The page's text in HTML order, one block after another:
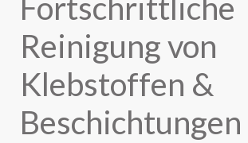
Fortschrittliche
Reinigung von
Klebstoffen &
Beschichtungen